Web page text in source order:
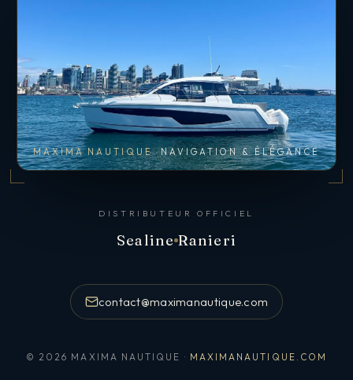
MAXIMA NAUTIQUE NAVIGATION & ÉLÉGANCE
DISTRIBUTEUR OFFICIEL
Sealine Ranieri
contact@maximanautique.com
© 2026 MAXIMA NAUTIQUE · MAXIMANAUTIQUE.COM